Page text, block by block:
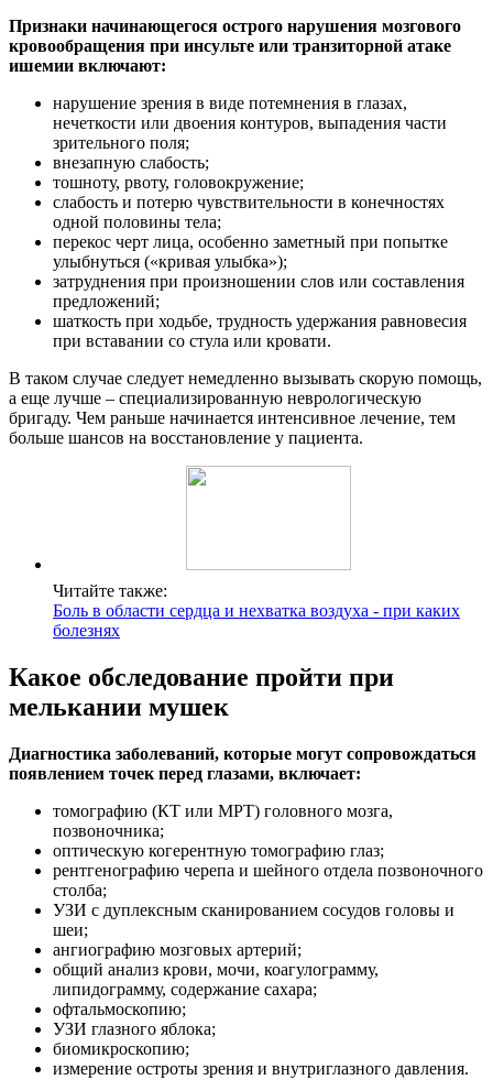
Признаки начинающегося острого нарушения мозгового
кровообращения при инсульте или транзиторной атаке
ишемии включают:
нарушение зрения в виде потемнения в глазах,
нечеткости или двоения контуров, выпадения части
зрительного поля;
внезапную слабость;
тошноту, рвоту, головокружение;
слабость и потерю чувствительности в конечностях
одной половины тела;
перекос черт лица, особенно заметный при попытке
улыбнуться («кривая улыбка»);
затруднения при произношении слов или составления
предложений;
шаткость при ходьбе, трудность удержания равновесия
при вставании со стула или кровати.
В таком случае следует немедленно вызывать скорую помощь,
а еще лучше – специализированную неврологическую
бригаду. Чем раньше начинается интенсивное лечение, тем
больше шансов на восстановление у пациента.
Читайте также:
Боль в области сердца и нехватка воздуха - при каких
болезнях
Какое обследование пройти при
мелькании мушек
Диагностика заболеваний, которые могут сопровождаться
появлением точек перед глазами, включает:
томографию (КТ или МРТ) головного мозга,
позвоночника;
оптическую когерентную томографию глаз;
рентгенографию черепа и шейного отдела позвоночного
столба;
УЗИ с дуплексным сканированием сосудов головы и
шеи;
ангиографию мозговых артерий;
общий анализ крови, мочи, коагулограмму,
липидограмму, содержание сахара;
офтальмоскопию;
УЗИ глазного яблока;
биомикроскопию;
измерение остроты зрения и внутриглазного давления.